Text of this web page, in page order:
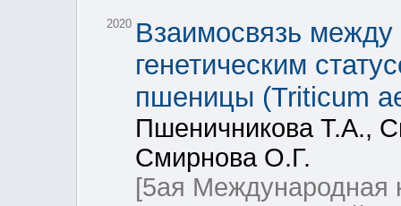
2020 Взаимосвязь
генетическим
пшеницы (Triticum
Пшеничникова Т.А.,
Смирнова О.Г.
[5ая Международная